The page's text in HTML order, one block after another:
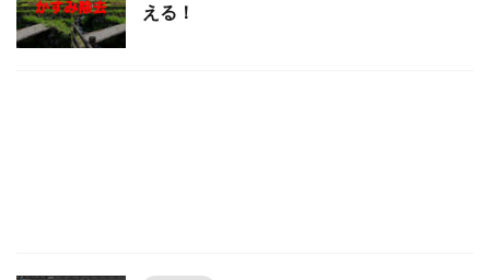
える！